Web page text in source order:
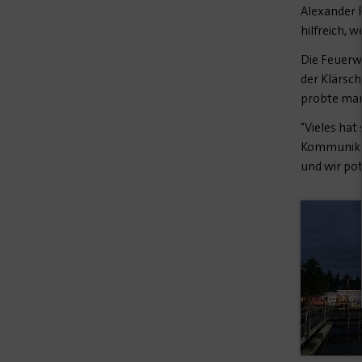
Alexander
hilfreich,
Die
der
probte
"Vieles
und wir